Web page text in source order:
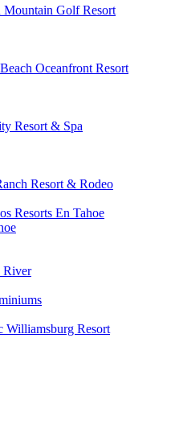
Mountain Golf Resort
Oceanfront Resort
Resort & Spa
Resort & Rodeo
Resorts En Tahoe
River
Williamsburg Resort